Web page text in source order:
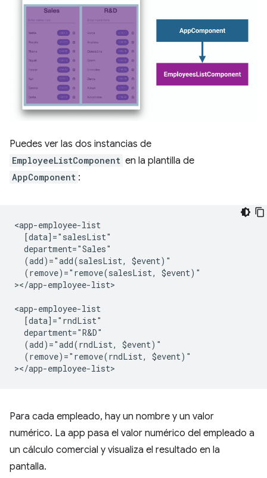
Puedes ver las dos instancias de
EmployeeListComponent en la plantilla de
AppComponent :
<app-employee-list
  [data]="salesList"
  department="Sales"
  (add)="add(salesList, $event)"
  (remove)="remove(salesList, $event)"
></app-employee-list>
<app-employee-list
  [data]="rndList"
  department="R&D"
  (add)="add(rndList, $event)"
  (remove)="remove(rndList, $event)"
Para cada empleado, hay un nombre y un valor
numérico. La app pasa el valor numérico del empleado a
un cálculo comercial y visualiza el resultado en la
pantalla.